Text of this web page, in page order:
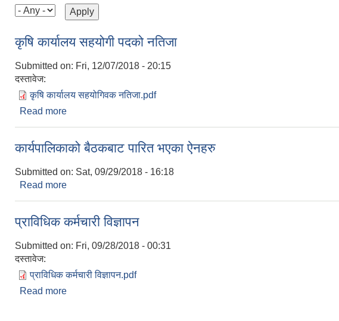
कृषि कार्यालय सहयोगी पदको नतिजा
Submitted on: Fri, 12/07/2018 - 20:15
दस्तावेज:
कृषि कार्यालय सहयोगिवक नतिजा.pdf
Read more
कार्यपालिकाको बैठकबाट पारित भएका ऐनहरु
Submitted on: Sat, 09/29/2018 - 16:18
Read more
प्राविधिक कर्मचारी विज्ञापन
Submitted on: Fri, 09/28/2018 - 00:31
दस्तावेज:
प्राविधिक कर्मचारी विज्ञापन.pdf
Read more